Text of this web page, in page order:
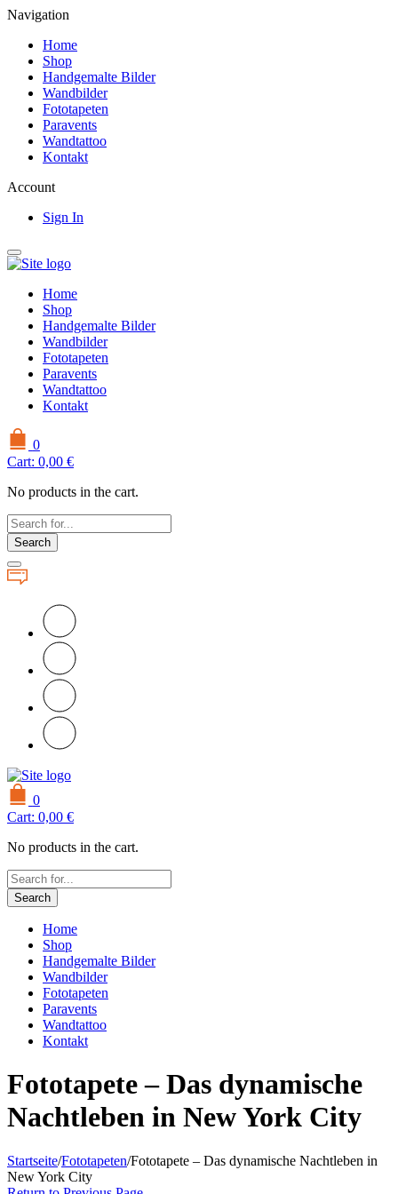
Navigation
Home
Shop
Handgemalte Bilder
Wandbilder
Fototapeten
Paravents
Wandtattoo
Kontakt
Account
Sign In
Home
Shop
Handgemalte Bilder
Wandbilder
Fototapeten
Paravents
Wandtattoo
Kontakt
0
Cart: 0,00 €
No products in the cart.
Search
0
Cart: 0,00 €
No products in the cart.
Search
Home
Shop
Handgemalte Bilder
Wandbilder
Fototapeten
Paravents
Wandtattoo
Kontakt
Fototapete – Das dynamische
Nachtleben in New York City
Startseite/Fototapeten/Fototapete – Das dynamische Nachtleben in
New York City